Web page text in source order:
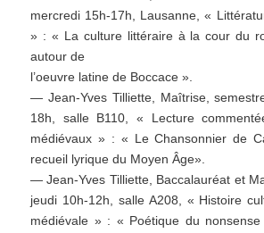
mercredi 15h-17h, Lausanne, «
» : « La culture littéraire à la cour du
autour de
l’oeuvre latine de Boccace ».
— Jean-Yves Tilliette, Maîtrise,
18h, salle B110, « Lecture
médiévaux » : « Le Chansonnier de
recueil lyrique du Moyen Âge».
— Jean-Yves Tilliette, Baccalauréat et
jeudi 10h-12h, salle A208, « Histoire
médiévale » : « Poétique du